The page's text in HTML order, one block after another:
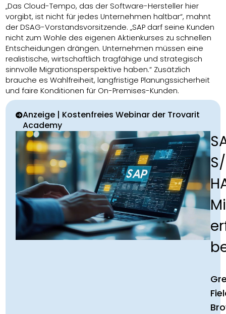
„Das Cloud-Tempo, das der Software-Hersteller hier
vorgibt, ist nicht für jedes Unternehmen haltbar“, mahnt
der DSAG-Vorstandsvorsitzende. „SAP darf seine Kunden
nicht zum Wohle des eigenen Aktienkurses zu schnellen
Entscheidungen drängen. Unternehmen müssen eine
realistische, wirtschaftlich tragfähige und strategisch
sinnvolle Migrationsperspektive haben.“ Zusätzlich
brauche es Wahlfreiheit, langfristige Planungssicherheit
und faire Konditionen für On-Premises-Kunden.
Anzeige | Kostenfreies Webinar der Trovarit
Academy